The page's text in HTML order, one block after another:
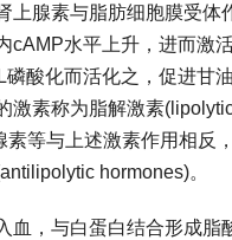
上腺素与脂肪细胞膜受体
cAMP水平上升，进而激
酸化而活化之，促进甘
激素称为脂解激素
素等与上述激素作用相反
hormones)。
血，与白蛋白结合形成脂